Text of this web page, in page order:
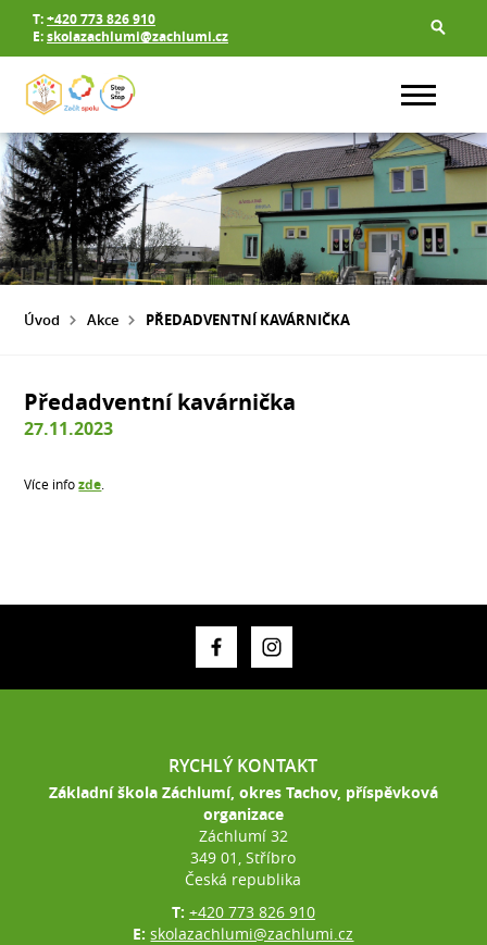
T:+420 773 826 910
E:skolazachlumi@zachlumi.cz
Úvod Akce PŘEDADVENTNÍ KAVÁRNIČKA
Předadventní kavárnička
27.11.2023
Více infozde
RYCHLÝ KONTAKT
Základní škola Záchlumí, okres Tachov, příspěvková
organizace
Záchlumí 32
349 01, Stříbro
Česká republika
T: +420 773 826 910
E:skolazachlumi@zachlumi.cz